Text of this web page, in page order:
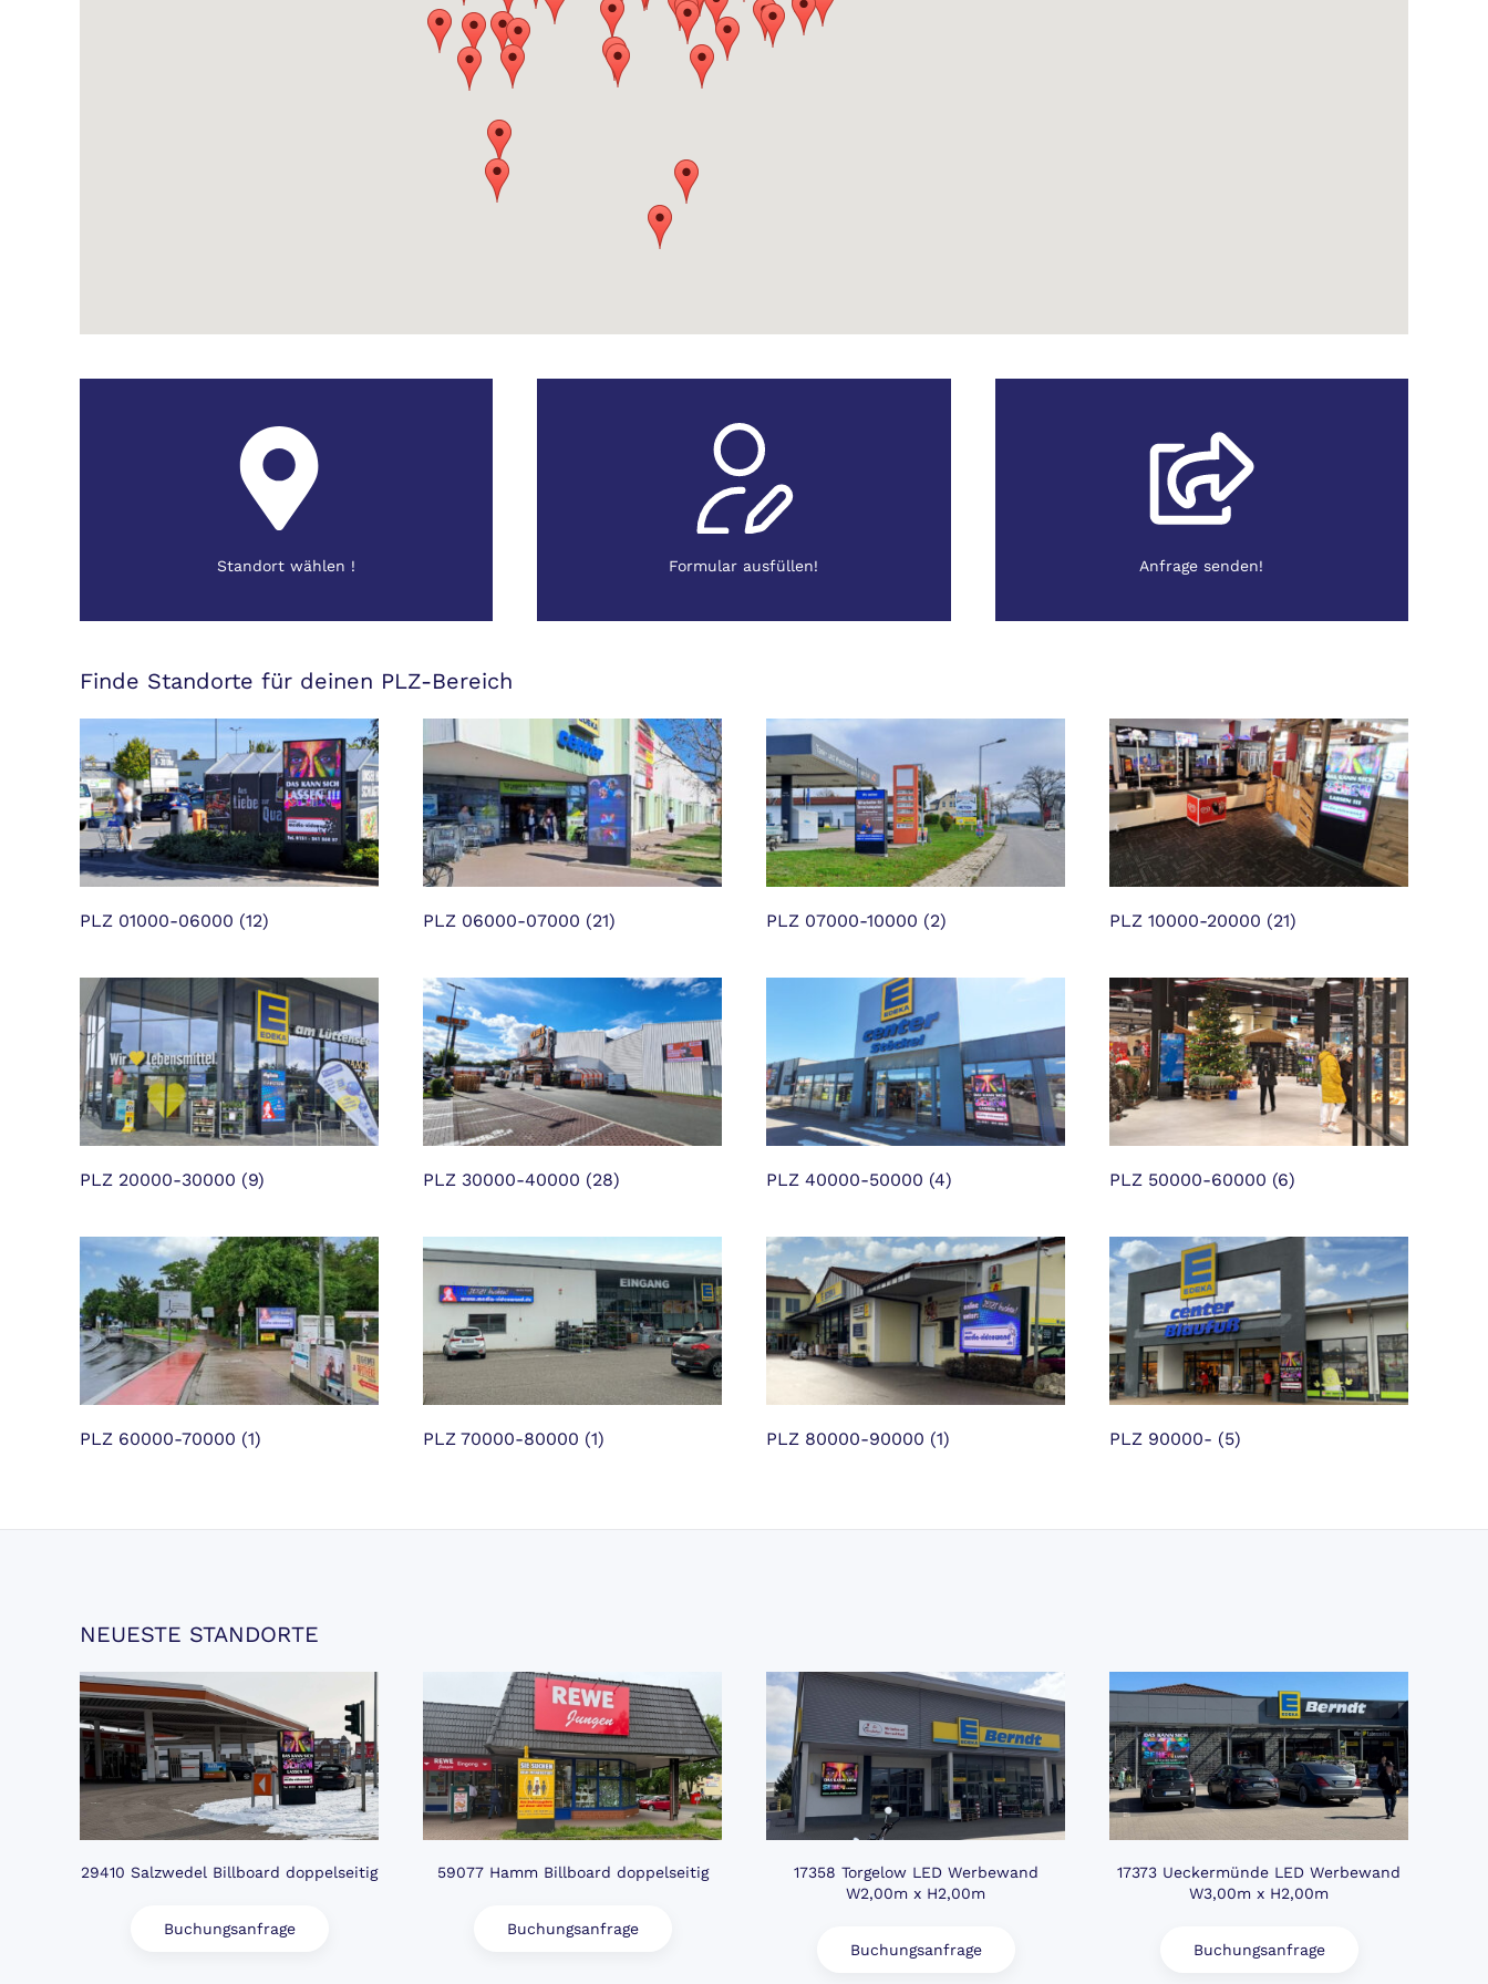
Standort wählen ! Formular ausfüllen! Anfrage senden!
Finde Standorte für deinen PLZ-Bereich
PLZ 01000-06000 (12) PLZ 06000-07000 (21) PLZ 07000-10000 (2) PLZ 10000-20000 (21)
PLZ 20000-30000 (9) PLZ 30000-40000 (28) PLZ 40000-50000 (4) PLZ 50000-60000 (6)
PLZ 60000-70000 (1) PLZ 70000-80000 (1) PLZ 80000-90000 (1) PLZ 90000- (5)
NEUESTE STANDORTE
29410 Salzwedel Billboard doppelseitig
Buchungsanfrage
59077 Hamm Billboard doppelseitig
Buchungsanfrage
17358 Torgelow LED Werbewand
W2,00m x H2,00m
Buchungsanfrage
17373 Ueckermünde LED Werbewand
W3,00m x H2,00m
Buchungsanfrage